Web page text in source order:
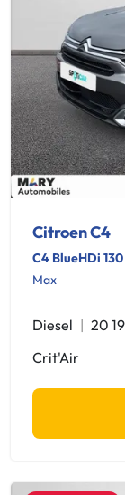
Citroen C4
C4 BlueHDi
Max
Diesel 20
Crit'Air